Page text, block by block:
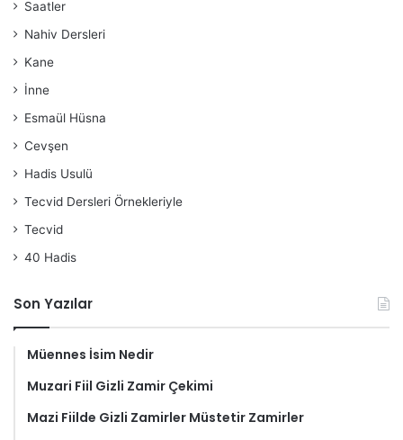
Saatler
Nahiv Dersleri
Kane
İnne
Esmaül Hüsna
Cevşen
Hadis Usulü
Tecvid Dersleri Örnekleriyle
Tecvid
40 Hadis
Son Yazılar
Müennes İsim Nedir
Muzari Fiil Gizli Zamir Çekimi
Mazi Fiilde Gizli Zamirler Müstetir Zamirler